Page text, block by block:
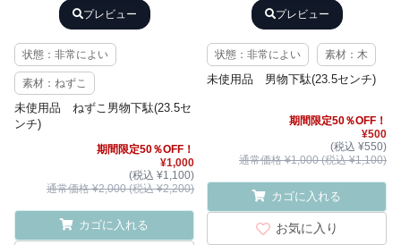
プレビュー
状態：非常によい
素材：ねずこ
未使用品 ねずこ男物下駄(23.5セ
ンチ)
期間限定50％OFF！
¥1,000
(税込 ¥1,100)
通常価格 ¥2,000 (税込 ¥2,200)
カゴに入れる
プレビュー
状態：非常によい 素材：木
未使用品 男物下駄(23.5センチ)
期間限定50％OFF！
¥500
(税込 ¥550)
通常価格 ¥1,000 (税込 ¥1,100)
カゴに入れる
お気に入り